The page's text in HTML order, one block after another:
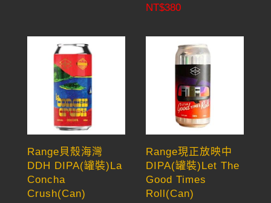
NT$380
Range貝殼海灣
DDH DIPA(罐裝)La
Concha
Crush(Can)
Range現正放映中
DIPA(罐裝)Let The
Good Times
Roll(Can)